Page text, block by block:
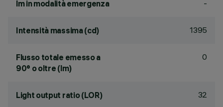
lm in modalità emergenza -
Intensità massima (cd) 1395
Flusso totale emesso a
90° o oltre (lm)
0
Light output ratio (LOR) 32